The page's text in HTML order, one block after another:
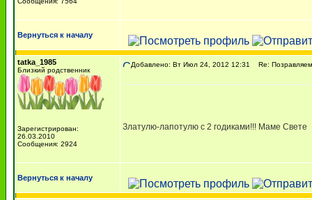
Вернуться к началу
tatka_1985
Близкий родственник
Зарегистрирован:
26.03.2010
Сообщения: 2924
Добавлено: Вт Июл 24, 2012 12:31 Re: Позравляем
Златулю-лапотулю с 2 годиками!!! Маме Свете
Вернуться к началу